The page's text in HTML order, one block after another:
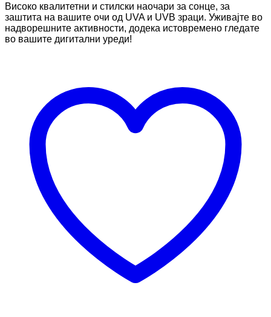
Високо квалитетни и стилски наочари за сонце, за
заштита на вашите очи од UVA и UVB зраци. Уживајте во
надворешните активности, додека истовремено гледате
во вашите дигитални уреди!